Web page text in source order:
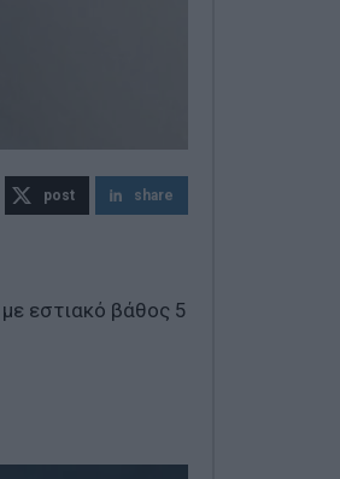
post share
εστιακό βάθος 5